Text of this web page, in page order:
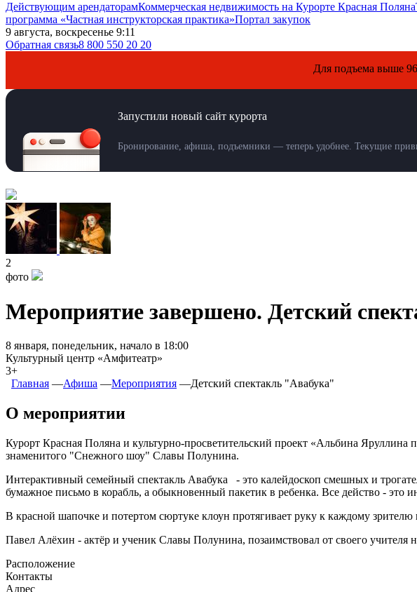
Действующим арендаторамКоммерческая недвижимость на Курорте Красная Поляна
программа «Частная инструкторская практика»Портал закупок
9 августа, воскресенье 9:12
Обратная связь8 800 550 20 20
Для подъема выше 960,
Запустили новый сайт курорта
Бронирование, афиша, подъемники — теперь удобнее. Текущие
2
фото
Мероприятие завершено. Детский
8 января, понедельник, начало в 18:00
Культурный центр «Амфитеатр»
3+
Главная ―Афиша ―Мероприятия ―Детский спектакль "Авабука"
О мероприятии
Курорт Красная Поляна и культурно-просветительский проект «Альбина
знаменитого "Снежного шоу" Славы Полунина.
Интерактивный семейный спектакль Авабука - это калейдоскоп смешных и
бумажное письмо в корабль, а обыкновенный пакетик в ребенка. Все действо - это
В красной шапочке и потертом сюртуке клоун протягивает руку к каждому
Павел Алёхин - актёр и ученик Славы Полунина, позаимствовал от своего учителя
Расположение
Контакты
Адрес